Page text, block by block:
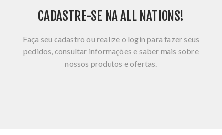
CADASTRE-SE NA ALL NATIONS!
Faça seu cadastro ou realize o login para fazer seus
pedidos, consultar informações e saber mais sobre
nossos produtos e ofertas.